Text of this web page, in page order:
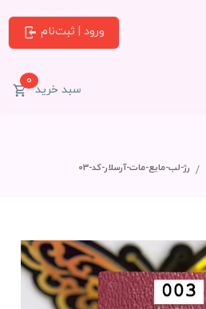
ورود | ثبت‌نام
سبد خرید0
رژ-لب-مایع-مات-آرسلار-کد-03